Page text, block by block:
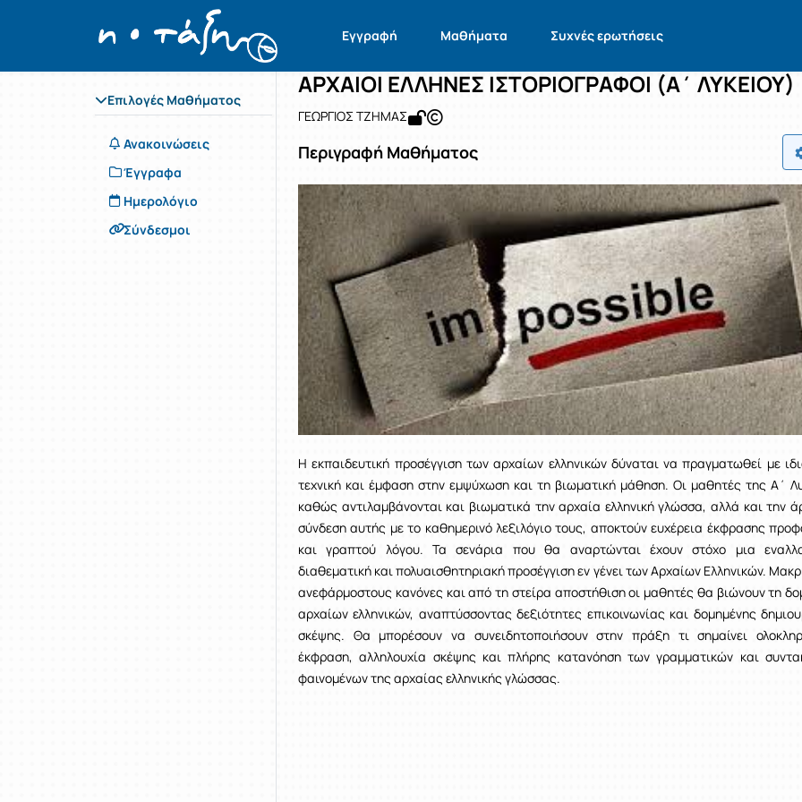
Εγγραφή Μαθήματα Συχνές ερωτήσεις
Επιλογές Μαθήματος
Ανακοινώσεις
Έγγραφα
Ημερολόγιο
Σύνδεσμοι
Αρχική Σελίδα ΑΡΧΑΙΟΙ ΕΛΛΗΝΕΣ ΙΣΤΟΡΙΟΓΡΑΦΟΙ (Α΄ ΛΥΚΕΙΟΥ)
Μάθημα : ΑΡΧΑΙΟΙ ΕΛΛΗΝΕΣ ΙΣΤΟΡΙΟΓΡΑΦΟΙ (Α΄
Κωδικός : EL1311114
ΑΡΧΑΙΟΙ ΕΛΛΗΝΕΣ ΙΣΤΟΡΙΟΓΡΑΦΟΙ (Α΄ ΛΥΚΕΙΟΥ)
ΓΕΩΡΓΙΟΣ ΤΖΗΜΑΣ
Περιγραφή Μαθήματος
Η εκπαιδευτική προσέγγιση των αρχαίων ελληνικών δύναται να πραγματωθεί με
τεχνική και έμφαση στην εμψύχωση και τη βιωματική μάθηση. Οι μαθητές της Α΄
καθώς αντιλαμβάνονται και βιωματικά την αρχαία ελληνική γλώσσα, αλλά και την
σύνδεση αυτής με το καθημερινό λεξιλόγιο τους, αποκτούν ευχέρεια έκφρασης
και γραπτού λόγου. Τα σενάρια που θα αναρτώνται έχουν στόχο μια
διαθεματική και πολυαισθητηριακή προσέγγιση εν γένει των Αρχαίων Ελληνικών.
ανεφάρμοστους κανόνες και από τη στείρα αποστήθιση οι μαθητές θα βιώνουν τη
αρχαίων ελληνικών, αναπτύσσοντας δεξιότητες επικοινωνίας και δομημένης
σκέψης. Θα μπορέσουν να συνειδητοποιήσουν στην πράξη τι σημαίνει
έκφραση, αλληλουχία σκέψης και πλήρης κατανόηση των γραμματικών και
φαινομένων της αρχαίας ελληνικής γλώσσας.